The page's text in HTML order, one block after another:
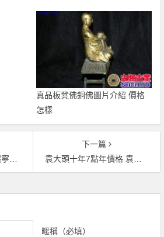
真品板凳佛銅佛圖片介紹 價格
怎樣
錄
下一篇
袁大頭十年7點年價格 袁大頭十年7點年價值
暱稱（必填）